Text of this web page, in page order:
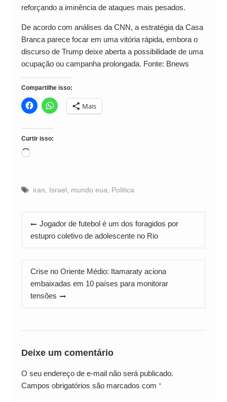
reforçando a iminência de ataques mais pesados.
De acordo com análises da CNN, a estratégia da Casa
Branca parece focar em uma vitória rápida, embora o
discurso de Trump deixe aberta a possibilidade de uma
ocupação ou campanha prolongada. Fonte: Bnews
Compartilhe isso:
Mais
Curtir isso:
Carregando...
iran Israel mundo eua Politica
Navegação
de
Jogador de futebol é um dos foragidos por
estupro coletivo de adolescente no Rio
Crise no Oriente Médio: Itamaraty aciona
embaixadas em 10 países para monitorar
tensões
Deixe um comentário
O seu endereço de e-mail não será publicado.
Campos obrigatórios são marcados com *